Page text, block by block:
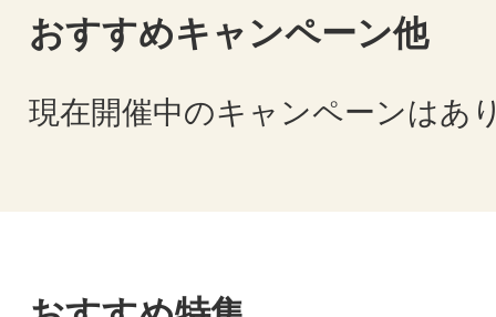
おすすめキャンペーン他
現在開催中のキャンペーンはあ